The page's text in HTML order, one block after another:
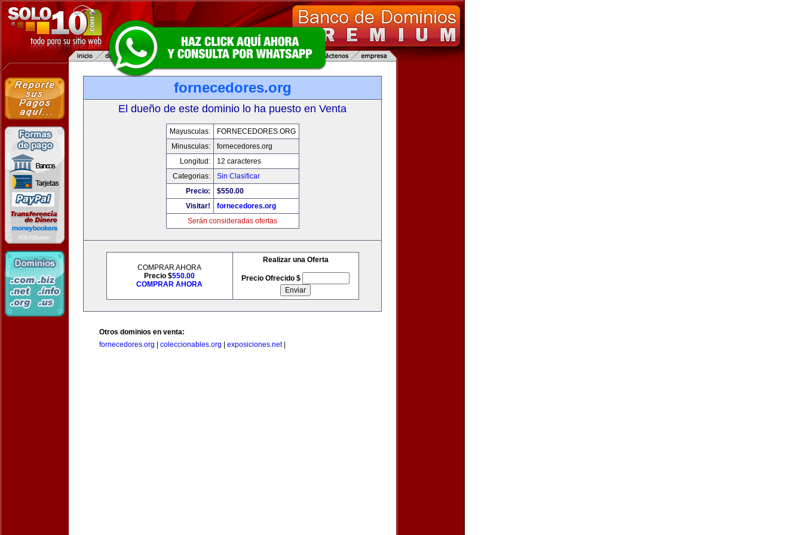
fornecedores.org
El dueño de este dominio lo ha puesto en Venta
Mayusculas:
FORNECEDORES.ORG
Minusculas:
fornecedores.org
Longitud:
12 caracteres
Categorias:
Sin Clasificar
Precio:
$550.00
Visitar!
fornecedores.org
Serán consideradas ofertas
COMPRAR AHORA
Precio $550.00
COMPRAR AHORA
Realizar una Oferta
Precio Ofrecido $
Otros dominios en venta:
fornecedores.org
coleccionables.org exposiciones.net|